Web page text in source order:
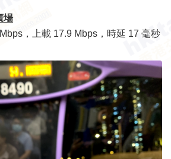
場
，上載 17.9 Mbps，時延 17 毫秒